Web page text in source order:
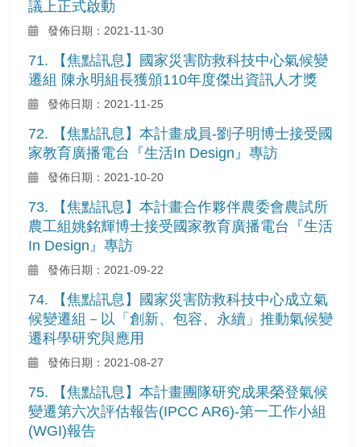
議上正式啟動
發佈日期：2021-11-30
71. 【焦點訊息】國家災害防救科技中心氣候變
遷組 陳永明組長獲頒110年度傑出資訊人才獎
發佈日期：2021-11-25
72. 【焦點訊息】本計畫成員-劉子明博士接受國
家教育廣播電台『生活In Design』專訪
發佈日期：2021-10-20
73. 【焦點訊息】本計畫合作夥伴農委會農試所
農工組姚銘輝博士接受國家教育廣播電台『生活
In Design』專訪
發佈日期：2021-09-22
74. 【焦點訊息】國家災害防救科技中心成立氣
候變遷組－以「創新、包容、永續」推動氣候變
遷科學研究與應用
發佈日期：2021-08-27
75. 【焦點訊息】本計畫團隊研究成果榮登氣候
變遷第六次評估報告(IPCC AR6)-第一工作小組
(WGI)報告